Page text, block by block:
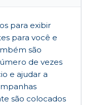
para exibir
para você e
são
de vezes
e ajudar a
são colocados